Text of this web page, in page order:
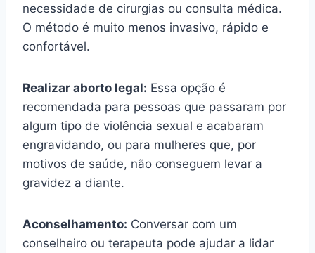
necessidade de cirurgias ou consulta médica.
O método é muito menos invasivo, rápido e
confortável.
Realizar aborto legal: Essa opção é
recomendada para pessoas que passaram por
algum tipo de violência sexual e acabaram
engravidando, ou para mulheres que, por
motivos de saúde, não conseguem levar a
gravidez a diante.
Aconselhamento: Conversar com um
conselheiro ou terapeuta pode ajudar a lidar